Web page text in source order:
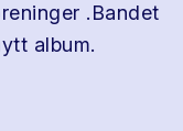
.Bandet
album.